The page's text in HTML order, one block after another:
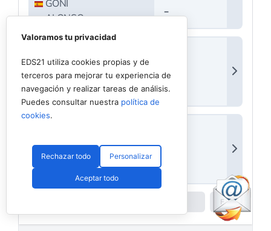
Valoramos tu privacidad
EDS21 utiliza cookies propias y de
terceros para mejorar tu experiencia de
navegación y realizar tareas de análisis.
Puedes consultar nuestra política de
cookies.
Rechazar todo Personalizar
Aceptar todo